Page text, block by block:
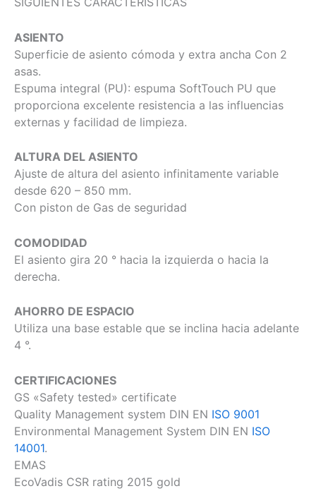
ASIENTO
Superficie de asiento cómoda y extra ancha Con 2
asas.
Espuma integral (PU): espuma SoftTouch PU que
proporciona excelente resistencia a las influencias
externas y facilidad de limpieza.
ALTURA DEL ASIENTO
Ajuste de altura del asiento infinitamente variable
desde 620 – 850 mm.
Con piston de Gas de seguridad
COMODIDAD
El asiento gira 20 ° hacia la izquierda o hacia la
derecha.
AHORRO DE ESPACIO
Utiliza una base estable que se inclina hacia adelante
4 °.
CERTIFICACIONES
GS «Safety tested» certificate
Quality Management system DIN EN ISO 9001
Environmental Management System DIN EN ISO
14001.
EMAS
EcoVadis CSR rating 2015 gold